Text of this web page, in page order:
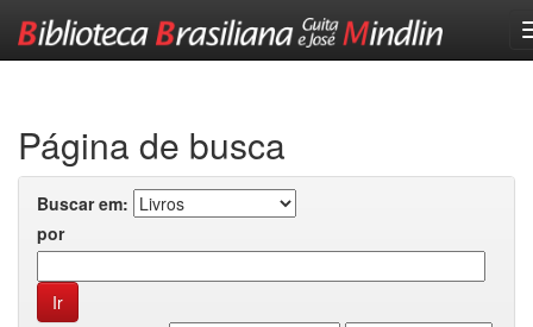
Página de busca
Buscar em:
por